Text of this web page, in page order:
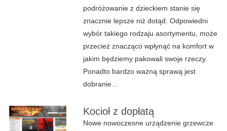
podróżowanie z dzieckiem stanie się
znacznie lepsze niż dotąd. Odpowiedni
wybór takiego rodzaju asortymentu, może
przecież znacząco wpłynąć na komfort w
jakim będziemy pakowali swoje rzeczy.
Ponadto bardzo ważną sprawą jest
dobranie...
Kocioł z dopłatą
Nowe nowoczesne urządzenie grzewcze